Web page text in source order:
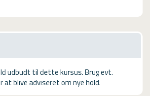
udbudt til dette kursus. Brug evt.
blive adviseret om nye hold.